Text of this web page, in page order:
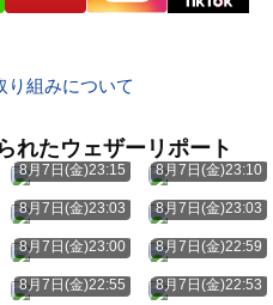
り組みについて
れたウェザーリポート
8月7日(金)23:15 8月7日(金)23:10
8月7日(金)23:03 8月7日(金)23:03
8月7日(金)23:00 8月7日(金)22:59
8月7日(金)22:55 8月7日(金)22:53